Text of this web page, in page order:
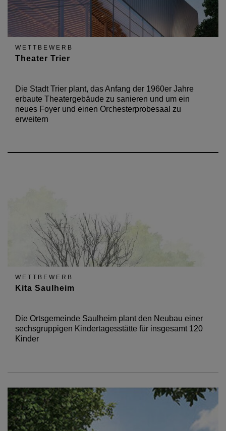
WETTBEWERB
Theater Trier
Die Stadt Trier plant, das Anfang der 1960er Jahre
erbaute Theatergebäude zu sanieren und um ein
neues Foyer und einen Orchesterprobesaal zu
erweitern
WETTBEWERB
Kita Saulheim
Die Ortsgemeinde Saulheim plant den Neubau einer
sechsgruppigen Kindertagesstätte für insgesamt 120
Kinder